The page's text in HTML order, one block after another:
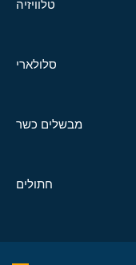
טלוויזיה
סלולארי
מבשלים כשר
חתולים